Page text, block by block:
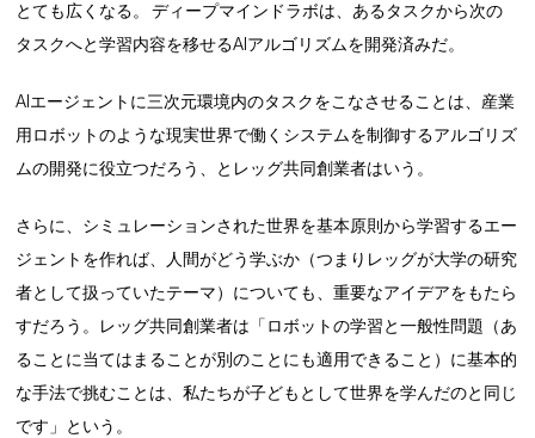
とても広くなる。 ディープマインドラボは、あるタスクから次の
タスクへと学習内容を移せるAIアルゴリズムを開発済みだ。
AIエージェントに三次元環境内のタスクをこなさせることは、産業
用ロボットのような現実世界で働くシステムを制御するアルゴリズ
ムの開発に役立つだろう、とレッグ共同創業者はいう。
さらに、シミュレーションされた世界を基本原則から学習するエー
ジェントを作れば、人間がどう学ぶか（つまりレッグが大学の研究
者として扱っていたテーマ）についても、重要なアイデアをもたら
すだろう。レッグ共同創業者は「ロボットの学習と一般性問題（あ
ることに当てはまることが別のことにも適用できること）に基本的
な手法で挑むことは、私たちが子どもとして世界を学んだのと同じ
です」という。